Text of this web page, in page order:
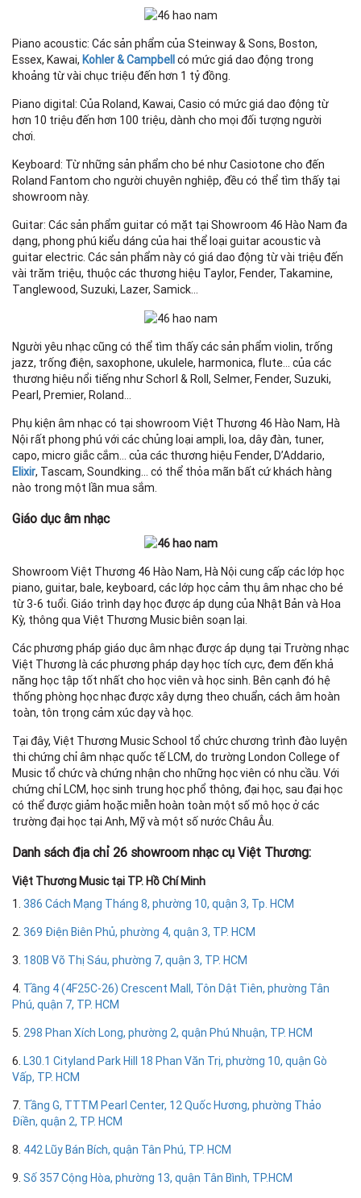
Piano acoustic: Các sản phẩm của Steinway & Sons, Boston,
Essex, Kawai, Kohler & Campbellcó mức giá dao động trong
khoảng từ vài chục triệu đến hơn 1 tỷ đồng.
Piano digital: Của Roland, Kawai, Casio có mức giá dao động từ
hơn 10 triệu đến hơn 100 triệu, dành cho mọi đối tượng người
chơi.
Keyboard: Từ những sản phẩm cho bé như Casiotone cho đến
Roland Fantom cho người chuyên nghiệp, đều có thể tìm thấy tại
showroom này.
Guitar: Các sản phẩm guitar có mặt tại Showroom 46 Hào Nam đa
dạng, phong phú kiểu dáng của hai thể loại guitar acoustic và
guitar electric. Các sản phẩm này có giá dao động từ vài triệu đến
vài trăm triệu, thuộc các thương hiệu Taylor, Fender, Takamine,
Tanglewood, Suzuki, Lazer, Samick…
Người yêu nhạc cũng có thể tìm thấy các sản phẩm violin, trống
jazz, trống điện, saxophone, ukulele, harmonica, flute… của các
thương hiệu nổi tiếng như Schorl & Roll, Selmer, Fender, Suzuki,
Pearl, Premier, Roland…
Phụ kiện âm nhạc có tại showroom Việt Thương 46 Hào Nam, Hà
Nội rất phong phú với các chủng loại ampli, loa, dây đàn, tuner,
capo, micro giắc cắm… của các thương hiệu Fender, D’Addario,
Elixir, Tascam, Soundking… có thể thỏa mãn bất cứ khách hàng
nào trong một lần mua sắm.
Giáo dục âm nhạc
Showroom Việt Thương 46 Hào Nam, Hà Nội cung cấp các lớp học
piano, guitar, bale, keyboard, các lớp học cảm thụ âm nhạc cho bé
từ 3-6 tuổi. Giáo trình dạy học được áp dụng của Nhật Bản và Hoa
Kỳ, thông qua Việt Thương Music biên soạn lại.
Các phương pháp giáo dục âm nhạc được áp dụng tại Trường nhạc
Việt Thương là các phương pháp dạy học tích cực, đem đến khả
năng học tập tốt nhất cho học viên và học sinh. Bên cạnh đó hệ
thống phòng học nhạc được xây dựng theo chuẩn, cách âm hoàn
toàn, tôn trọng cảm xúc dạy và học.
Tại đây, Việt Thương Music School tổ chức chương trình đào luyện
thi chứng chỉ âm nhạc quốc tế LCM, do trường London College of
Music tổ chức và chứng nhận cho những học viên có nhu cầu. Với
chứng chỉ LCM, học sinh trung học phổ thông, đại học, sau đại học
có thể được giảm hoặc miễn hoàn toàn một số mô học ở các
trường đại học tại Anh, Mỹ và một số nước Châu Âu.
Danh sách địa chỉ 26 showroom nhạc cụ Việt Thương:
Việt Thương Music tại TP. Hồ Chí Minh
1. 386 Cách Mạng Tháng 8, phường 10, quận 3, Tp. HCM
2. 369 Điện Biên Phủ, phường 4, quận 3, TP. HCM
3. 180B Võ Thị Sáu, phường 7, quận 3, TP. HCM
4. Tầng 4 (4F25C-26) Crescent Mall, Tôn Dật Tiên, phường Tân
Phú, quận 7, TP. HCM
5. 298 Phan Xích Long, phường 2, quận Phú Nhuận, TP. HCM
6. L30.1 Cityland Park Hill 18 Phan Văn Trị, phường 10, quận Gò
Vấp, TP. HCM
7. Tầng G, TTTM Pearl Center, 12 Quốc Hương, phường Thảo
Điền, quận 2, TP. HCM
8. 442 Lũy Bán Bích, quận Tân Phú, TP. HCM
9. Số 357 Cộng Hòa, phường 13, quận Tân Bình, TP.HCM